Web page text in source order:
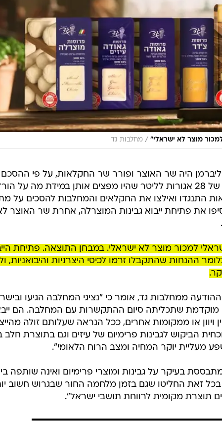
מוצר לא ישראלי" / מחלבות גד
היה שר האוצר ופורר שר החקלאות, על פי ההסכם
המחלבות היו אמורות לקהל תוספת של 28 אגורות לליטר שהיו מפצים אותן במידת מה על
התנגדו ואילצו את החקלאים והמחלבות להסכים על
את פתיחת ייבוא גבינות המוצרלה, אחרת שר האוצר
למכור מוצר לא ישראלי. במבחן התוצאה. פתיחת
ההנחות שהתקבלו זרמו לכיסי היצרניות והיבואניות,
ממחלבות גד, אומר כי "נציגי המחלבה הגיעו